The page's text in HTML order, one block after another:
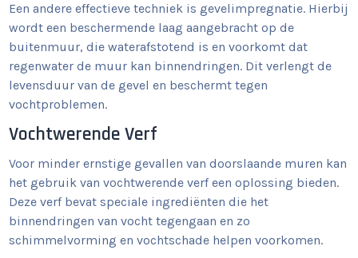
Een andere effectieve techniek is gevelimpregnatie. Hierbij
wordt een beschermende laag aangebracht op de
buitenmuur, die waterafstotend is en voorkomt dat
regenwater de muur kan binnendringen. Dit verlengt de
levensduur van de gevel en beschermt tegen
vochtproblemen.
Vochtwerende Verf
Voor minder ernstige gevallen van doorslaande muren kan
het gebruik van vochtwerende verf een oplossing bieden.
Deze verf bevat speciale ingrediënten die het
binnendringen van vocht tegengaan en zo
schimmelvorming en vochtschade helpen voorkomen.